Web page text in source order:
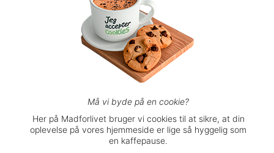
rettigheder forbeholdt.
øvrigt materiale må kun gengives med
tilladelse fra Sophia Helse ApS.
Spørgsmål eller kommentarer?
support@madforlivet.com
Brugerbetingelser
Må vi byde på en cookie?
Her på Madforlivet bruger vi cookies til at sikre, at din
oplevelse på vores hjemmeside er lige så hyggelig som
en kaffepause.